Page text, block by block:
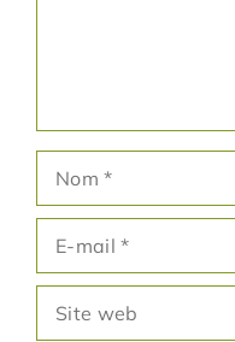
mail
web